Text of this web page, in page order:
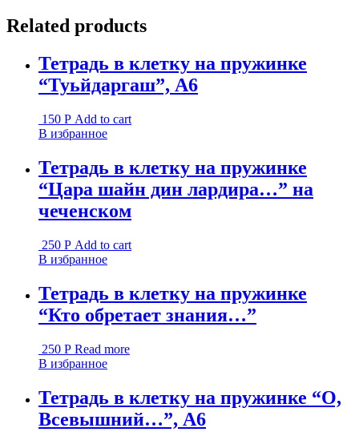
Related products
Тетрадь в клетку на пружинке
“Туьйдаргаш”, А6
150 Р Add to cart
В избранное
Тетрадь в клетку на пружинке
“Цара шайн дин лардира…” на
чеченском
250 Р Add to cart
В избранное
Тетрадь в клетку на пружинке
“Кто обретает знания…”
250 Р Read more
В избранное
Тетрадь в клетку на пружинке “О,
Всевышний…”, А6